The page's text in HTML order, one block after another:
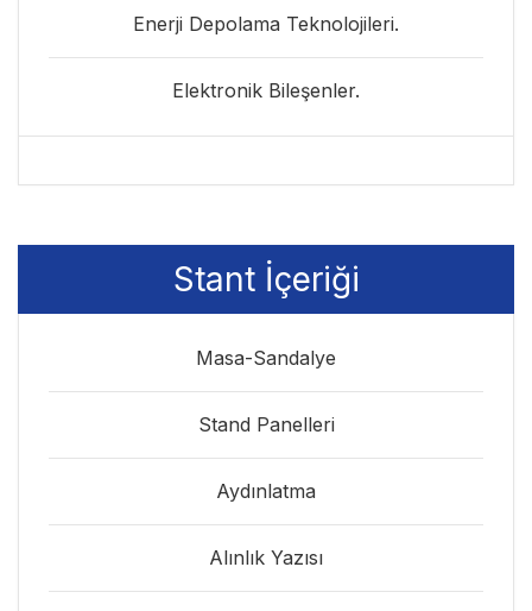
Enerji Depolama Teknolojileri.
Elektronik Bileşenler.
Stant İçeriği
Masa-Sandalye
Stand Panelleri
Aydınlatma
Alınlık Yazısı